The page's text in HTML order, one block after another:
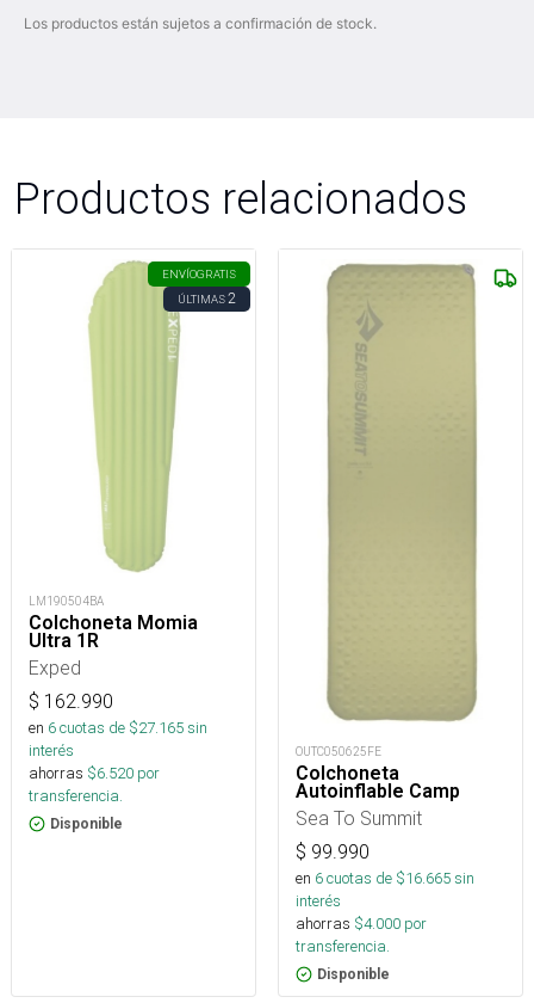
Los productos están sujetos a confirmación de stock.
Productos relacionados
ENVÍOGRATIS
ÚLTIMAS2
LM190504BA
Colchoneta Momia
Ultra 1R
Exped
$ 162.990
en 6cuotas de $27.165sin
interés
ahorras $6.520 por
transferencia.
Disponible
OUTC050625FE
Colchoneta
Autoinflable Camp
Sea To Summit
$ 99.990
en 6cuotas de $16.665sin
interés
ahorras $4.000 por
transferencia.
Disponible